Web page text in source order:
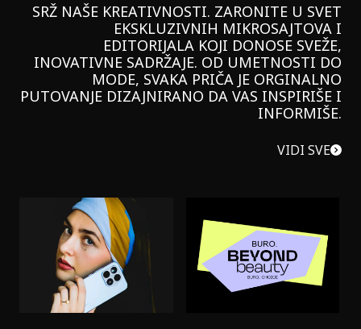
SRŽ NAŠE KREATIVNOSTI. ZARONITE U SVET
EKSKLUZIVNIH MIKROSAJTOVA I
EDITORIJALA KOJI DONOSE SVEŽE,
INOVATIVNE SADRŽAJE. OD UMETNOSTI DO
MODE, SVAKA PRIČA JE ORGINALNO
PUTOVANJE DIZAJNIRANO DA VAS INSPIRIŠE I
INFORMIŠE.
VIDI SVE